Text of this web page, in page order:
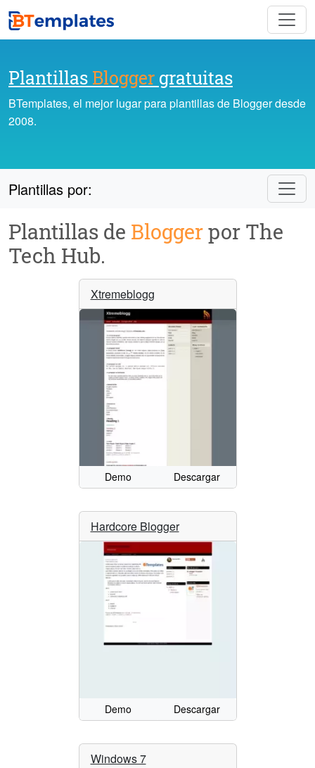
Plantillas Blogger gratuitas
BTemplates, el mejor lugar para plantillas de Blogger desde
2008.
Plantillas por:
Plantillas de Bloggerpor The
Tech Hub.
Xtremeblogg
Demo Descargar
Hardcore Blogger
Demo Descargar
Windows 7